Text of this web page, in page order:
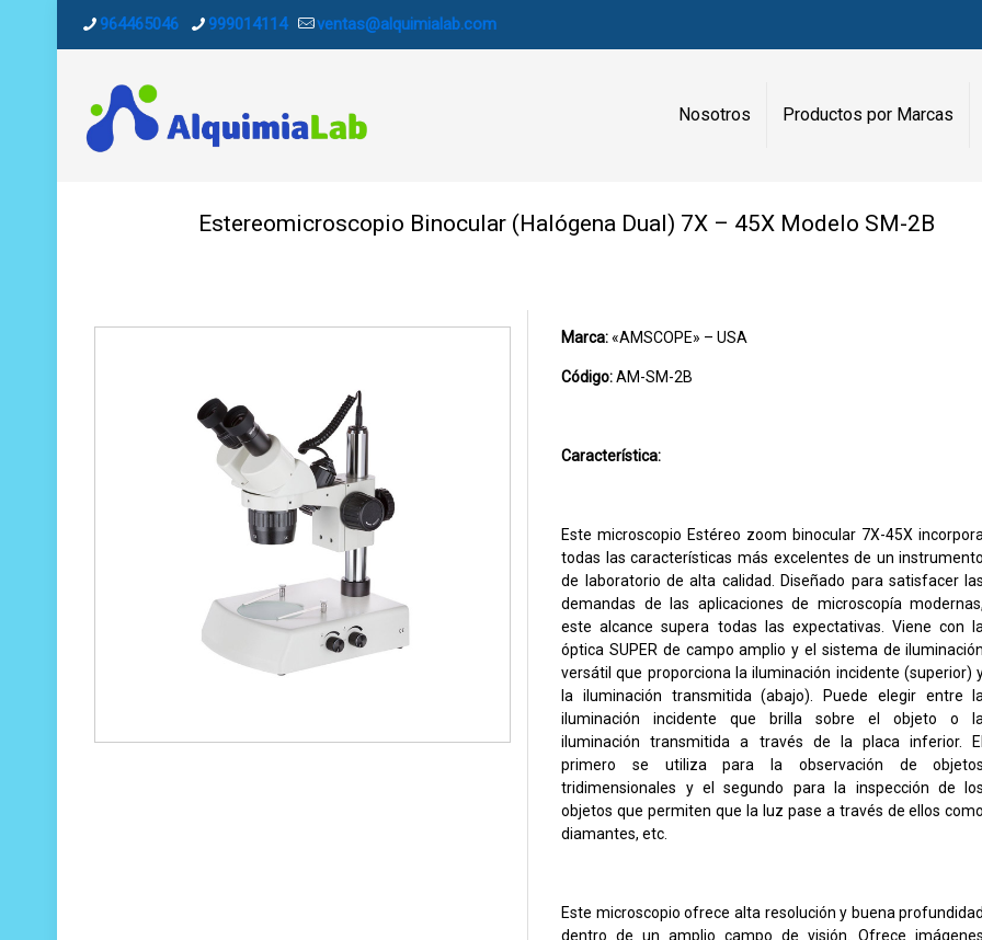
964465046 999014114 ventas@alquimialab.com
Nosotros Productos por Marcas
Estereomicroscopio Binocular (Halógena Dual) 7X – 45X Modelo SM-2B
Marca:«AMSCOPE» – USA
Código:AM-SM-2B
Característica:
Este microscopio Estéreo zoom binocular 7X-45X incorpora
todas las características más excelentes de un instrumento
de laboratorio de alta calidad. Diseñado para satisfacer las
demandas de las aplicaciones de microscopía modernas,
este alcance supera todas las expectativas. Viene con la
óptica SUPER de campo amplio y el sistema de iluminación
versátil que proporciona la iluminación incidente (superior)
la iluminación transmitida (abajo). Puede elegir entre la
iluminación incidente que brilla sobre el objeto o la
iluminación transmitida a través de la placa inferior. El
primero se utiliza para la observación de objetos
tridimensionales y el segundo para la inspección de los
objetos que permiten que la luz pase a través de ellos como
diamantes, etc.
Este microscopio ofrece alta resolución y buena profundidad
dentro de un amplio campo de visión. Ofrece imágenes